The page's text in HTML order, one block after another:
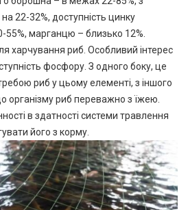
22-32%, доступність цинку
55%, марганцю – близько 12%.
харчування риб. Особливий інтерес
фосфору. З одного боку, це
риб у цьому елементі, з іншого
риб переважно з їжею.
в здатності системи травлення
його з корму.